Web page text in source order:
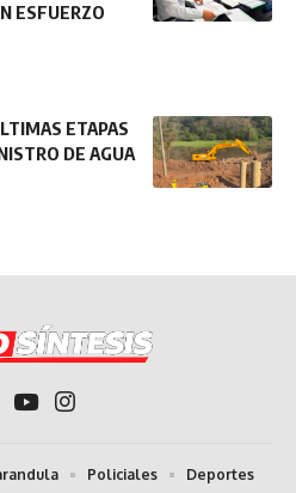
ESFUERZO
ETAPAS
DE AGUA
Policiales
Deportes